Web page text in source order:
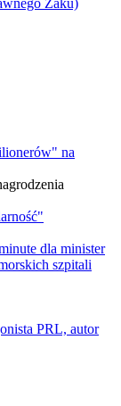
Żaku)
na
dla minister
szpitali
PRL, autor